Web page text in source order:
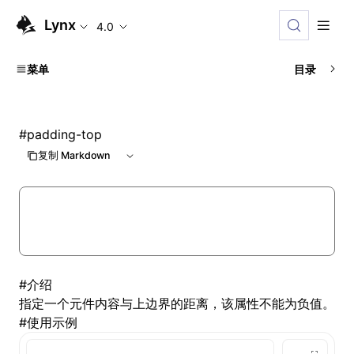
Lynx 4.0
菜单 目录
#padding-top
复制 Markdown
#介绍
指定一个元件内容与上边界的距离，该属性不能为负值。
#使用示例